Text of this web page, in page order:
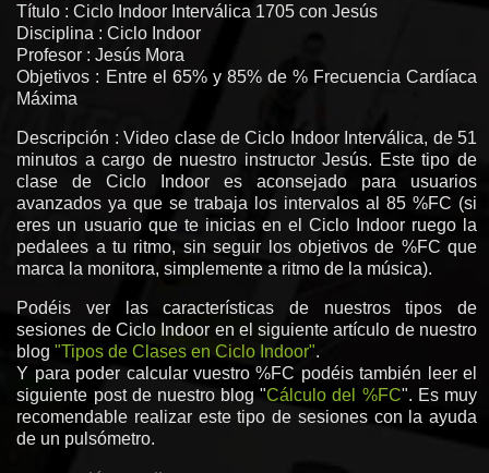
Título : Ciclo Indoor Interválica 1705 con Jesús
Disciplina : Ciclo Indoor
Profesor : Jesús Mora
Objetivos : Entre el 65% y 85% de % Frecuencia Cardíaca
Máxima
Descripción : Video clase de Ciclo Indoor Interválica, de 51
minutos a cargo de nuestro instructor Jesús. Este tipo de
clase de Ciclo Indoor es aconsejado para usuarios
avanzados ya que se trabaja los intervalos al 85 %FC (si
eres un usuario que te inicias en el Ciclo Indoor ruego la
pedalees a tu ritmo, sin seguir los objetivos de %FC que
marca la monitora, simplemente a ritmo de la música).
Podéis ver las características de nuestros tipos de
sesiones de Ciclo Indoor en el siguiente artículo de nuestro
blog"Tipos de Clases en Ciclo Indoor".
Y para poder calcular vuestro %FC podéis también leer el
siguiente post de nuestro blog "Cálculo del %FC". Es muy
recomendable realizar este tipo de sesiones con la ayuda
de un pulsómetro.